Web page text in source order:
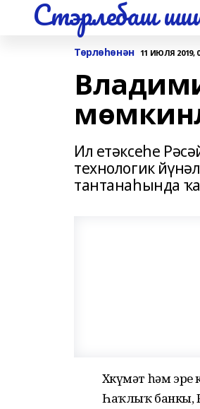
Стэрлебаш
Төрлөһөнән 11 ИЮЛЯ 2019,
Ил етәксеһе
технологик
тантанаһында
Хөкүмәт һәм эре
Һаҡлыҡ банкы,